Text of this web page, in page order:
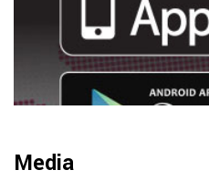
Media